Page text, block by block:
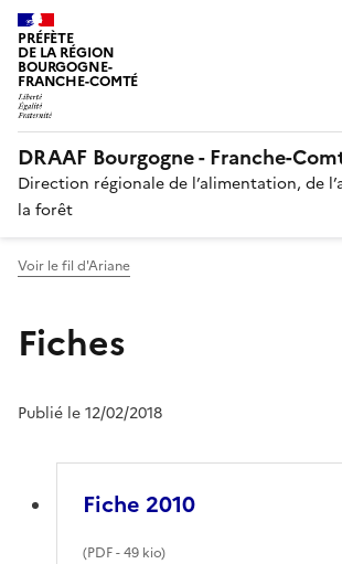
PRÉFÈTE
DE LA RÉGION
BOURGOGNE-
FRANCHE-COMTÉ
DRAAF Bourgogne - Franche-
Direction régionale de l’alimentation, de
la forêt
Voir le fil d'Ariane
Fiches
Publié le 12/02/2018
Fiche 2010
(PDF- 49 kio)